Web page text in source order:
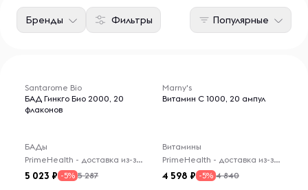
Фильтры
Бренды Популярные
Santarome Bio
БАД Гинкго Био 2000, 20
флаконов
БАДы
PrimeHealth - доставка из-за рубежа
5 023 -5% 5 287
Marny's
Витамин C 1000, 20 ампул
Витамины
PrimeHealth - доставка из-за рубежа
4 598 -5% 4 840